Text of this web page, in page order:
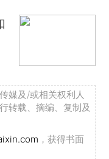
媒及/或相关权利人
转载、摘编、复制及
，获得书面